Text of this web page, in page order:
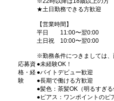
★土日勤務できる方歓迎
【営業時間】
平日 11:00〜翌0:00
土日祝 10:00〜翌0:00
※勤務条件につきましては
応募資
格・経
験
●未経験OK！
●バイトデビュー歓迎
●長期で働ける方歓迎
●髪色：茶髪OK（明るすぎる
●ピアス：ワンポイントのピ